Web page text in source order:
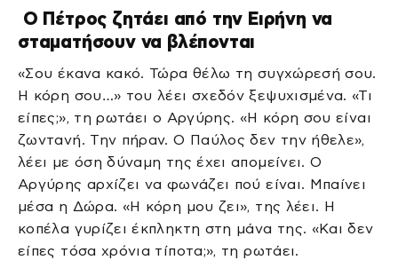
Ο Πέτρος ζητάει από την Ειρήνη να
σταματήσουν να βλέπονται
«Σου έκανα κακό. Τώρα θέλω τη συγχώρεσή σου.
Η κόρη σου…» του λέει σχεδόν ξεψυχισμένα. «Τι
είπες;», τη ρωτάει ο Αργύρης. «Η κόρη σου είναι
ζωντανή. Την πήραν. Ο Παύλος δεν την ήθελε»,
λέει με όση δύναμη της έχει απομείνει. Ο
Αργύρης αρχίζει να φωνάζει πού είναι. Μπαίνει
μέσα η Δώρα. «Η κόρη μου ζει», της λέει. Η
κοπέλα γυρίζει έκπληκτη στη μάνα της. «Και δεν
είπες τόσα χρόνια τίποτα;», τη ρωτάει.